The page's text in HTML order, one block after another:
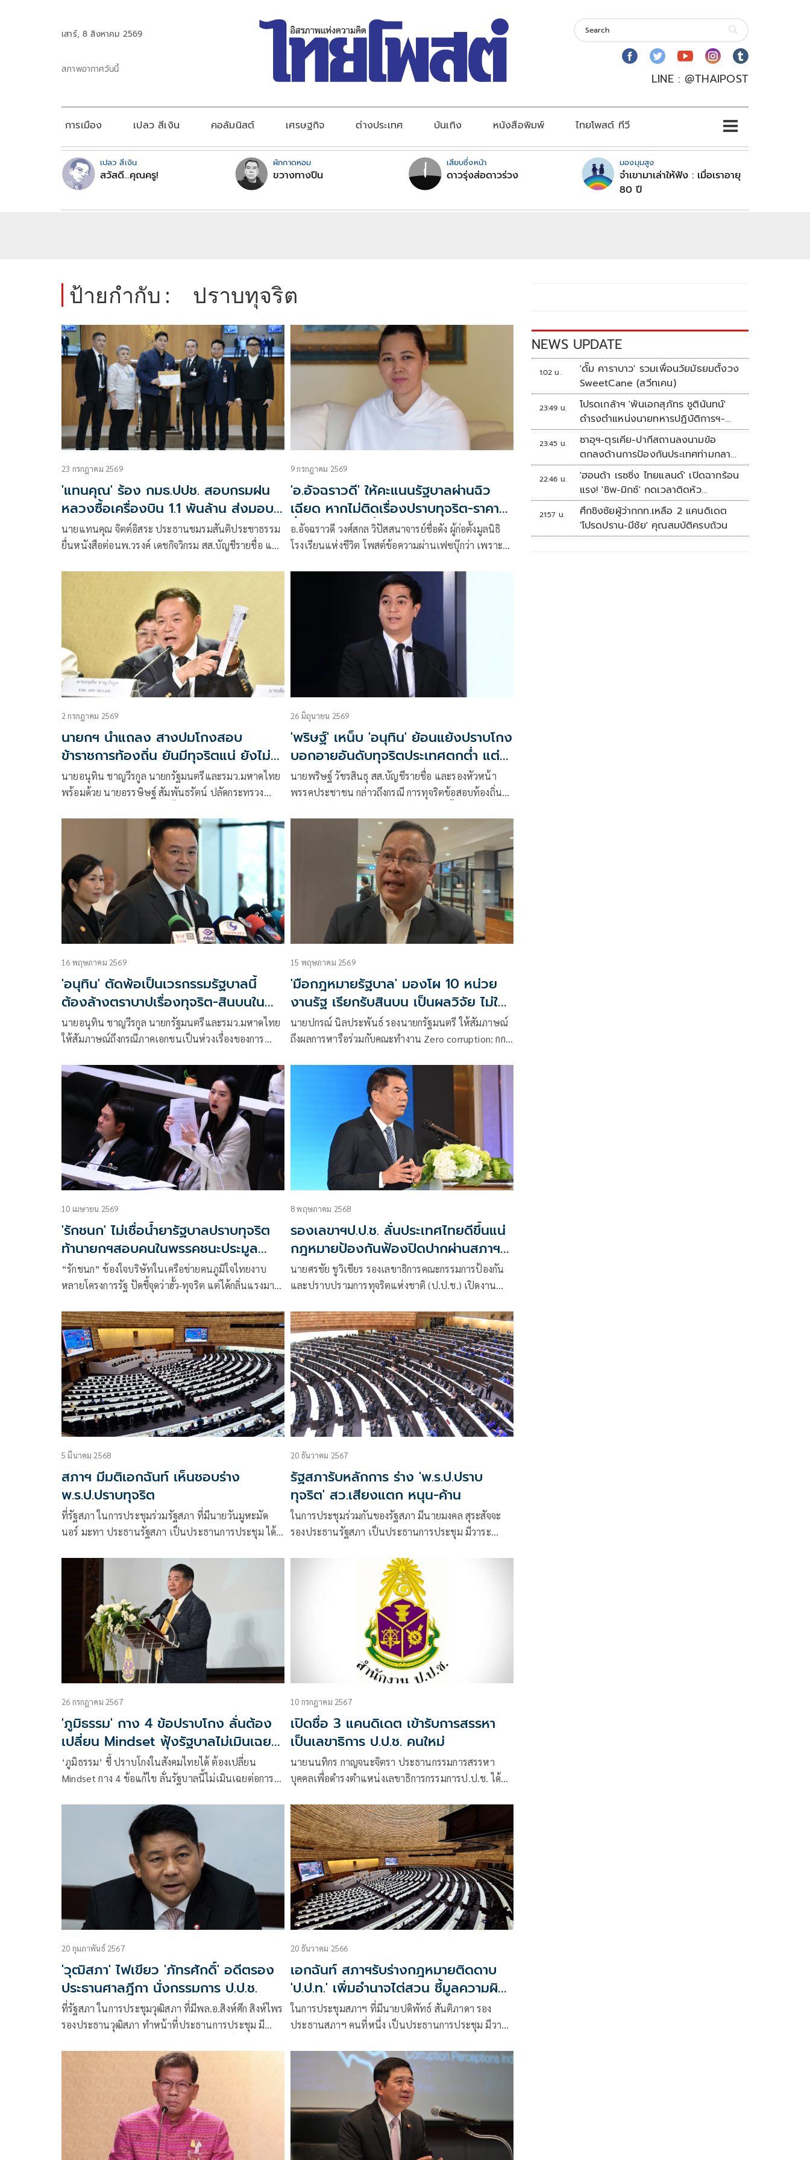
เสาร์, 8 สิงหาคม 2569
สภาพอากาศวันนี้
LINE : @THAIPOST
การเมือง เปลว สีเงิน คอลัมนิสต์ เศรษฐกิจ ต่างประเทศ บันเทิง หนังสือพิมพ์ ไทยโพสต์ ทีวี
เปลว สีเงิน
สวัสดี...คุณครู!
ผักกาดหอม
ขวางทางปืน
เสียบซึ่งหน้า
ดาวรุ่งส่อดาวร่วง
มองมุมสูง
จำเขามาเล่าให้ฟัง : เมื่อเราอายุ
80 ปี
ป้ายกำกับ : ปราบทุจริต
23 กรกฎาคม 2569
'แทนคุณ' ร้อง กมธ.ปปช. สอบกรมฝน
หลวงซื้อเครื่องบิน 1.1 พันล้าน ส่งมอบ
ล่าช้าแต่รัฐไม่ได้เงินค่าปรับ
นายแทนคุณ จิตต์อิสระ ประธานชมรมสันติประชาธรรม
ยื่นหนังสือต่อนพ.วรงค์ เดชกิจวิกรม สส.บัญชีรายชื่อ และ
ประพฤติมิชอบ หรือ กมธ.ป.ป.ช. เรื่อง กรณีทุจริตการจัด
ซื้อเครื่องบินกรมฝนหลวงและการบินเกษตร
9 กรกฎาคม 2569
'อ.อัจฉราวดี' ให้คะแนนรัฐบาลผ่านฉิว
เฉียด หากไม่ติดเรื่องปราบทุจริต-ราคา
น้ำมัน จะดีกว่านี้
อ.อัจฉราวดี วงศ์สกล วิปัสสนาจารย์ชื่อดัง ผู้ก่อตั้งมูลนิธิ
โรงเรียนแห่งชีวิต โพสต์ข้อความผ่านเฟซบุ๊กว่า เพราะ
การทำงานของรัฐบาลมาตลอด อาจไปไม่ครบทุกส่วน แต่
ผลงานสำคัญและเรื่องที่ประชาชนในชาติท้วงติงก็จะไม่
พลาด แต่อาจไม่ยกมาพูดถึงทุกประเด็น
2 กรกฎาคม 2569
นายกฯ นำแถลง สางปมโกงสอบ
ข้าราชการท้องถิ่น ยันมีทุจริตแน่ ยังไม่
ขอเปิดชื่อ
นายอนุทิน ชาญวีรกูล นายกรัฐมนตรีและรมว.มหาดไทย
พร้อมด้วย นายอรรษิษฐ์ สัมพันธรัตน์ ปลัดกระทรวง
มหาดไทย ด้านพัฒนาชุมชนและการส่งเสริมพัฒนาท้อง
ถิ่น แถลงข่าวเรื่องการทุจริตการสอบข้าราชการท้องถิ่น
26 มิถุนายน 2569
'พริษฐ์' เหน็บ 'อนุทิน' ย้อนแย้งปราบโกง
บอกอายอันดับทุจริตประเทศตกต่ำ แต่
รีบปัดตกไม่สนหลักฐาน
นายพริษฐ์ วัชรสินธุ สส.บัญชีรายชื่อ และรองหัวหน้า
พรรคประชาชน กล่าวถึงกรณี การทุจริตข้อสอบท้องถิ่น
เป็นหนึ่งในเรื่องที่เราจะเดินหน้าตรวจสอบอย่างแน่นอน
16 พฤษภาคม 2569
'อนุทิน' ตัดพ้อเป็นเวรกรรมรัฐบาลนี้
ต้องล้างตราบาปเรื่องทุจริต-สินบนใน
อดีต
นายอนุทิน ชาญวีรกูล นายกรัฐมนตรีและรมว.มหาดไทย
ให้สัมภาษณ์ถึงกรณีภาคเอกชนเป็นห่วงเรื่องของการ
เฉพาะอย่างยิ่งรัฐบาล แต่ผู้สื่อข่าวก็น่าจะสังเกตได้ ตั้งแต่
รัฐบาลชุดนี้เข้ามาเดือนตุลาคมจนถึงปัจจุบันมีการปราบ
ปรามทุจริต
15 พฤษภาคม 2569
'มือกฎหมายรัฐบาล' มองโผ 10 หน่วย
งานรัฐ เรียกรับสินบน เป็นผลวิจัย ไม่ใช่
ปัญหา ต้องตรวจสอบจริงหรือไม่
นายปกรณ์ นิลประพันธ์ รองนายกรัฐมนตรี ให้สัมภาษณ์
ถึงผลการหารือร่วมกับคณะทำงาน Zero corruption: กกร.
ของรัฐบาล ในการปราบปรามทุจริต
10 เมษายน 2569
'รักชนก' ไม่เชื่อน้ำยารัฐบาลปราบทุจริต
ท้านายกฯสอบคนในพรรคชนะประมูล
หลายโครงการรัฐ
“รักชนก” ข้องใจบริษัทในเครือข่ายคนภูมิใจไทยงาบ
หลายโครงการรัฐ ปัดชี้จุดว่าฮั้ว-ทุจริต แต่ได้กลิ่นแรงมาก
ญาติ บอกปี 2568 ไร้อำนาจในฝ่ายบริหาร
8 พฤษภาคม 2568
รองเลขาฯป.ป.ช. ลั่นประเทศไทยดีขึ้นแน่
กฎหมายป้องกันฟ้องปิดปากผ่านสภาฯ
แล้ว
นายศรชัย ชูวิเชียร รองเลขาธิการคณะกรรมการป้องกัน
และปราบปรามการทุจริตแห่งชาติ (ป.ป.ช.) เปิดงาน
Integrity in Action ธุรกิจโปร่งใส สร้างได้ด้วย
5 มีนาคม 2568
สภาฯ มีมติเอกฉันท์ เห็นชอบร่าง
พ.ร.ป.ปราบทุจริต
ที่รัฐสภา ในการประชุมร่วมรัฐสภา ที่มีนายวันมูหะมัด
นอร์ มะทา ประธานรัฐสภา เป็นประธานการประชุม ได้
(พ.ร.ป.) ว่าด้วยการป้องกันและปราบปรามการทุจริต
20 ธันวาคม 2567
รัฐสภารับหลักการ ร่าง 'พ.ร.ป.ปราบ
ทุจริต' สว.เสียงแตก หนุน-ค้าน
ในการประชุมร่วมกันของรัฐสภา มีนายมงคล สุระสัจจะ
รองประธานรัฐสภา เป็นประธานการประชุม มีวาระ
บัญญัติ(พ.ร.บ.)ประกอบรัฐธรรมนูญ ว่าด้วยการป้องกัน
และปราบปรามการทุจริต (ฉบับที่…) พ.ศ… ซึ่งเสนอโดย
26 กรกฎาคม 2567
'ภูมิธรรม' กาง 4 ข้อปราบโกง ลั่นต้อง
เปลี่ยน Mindset ฟุ้งรัฐบาลไม่เมินเฉย
ต่อการทุจริต
‘ภูมิธรรม’ ชี้ ปราบโกงในสังคมไทยได้ ต้องเปลี่ยน
Mindset กาง 4 ข้อแก้ไข ลั่นรัฐบาลนี้ไม่เมินเฉยต่อการ
10 กรกฎาคม 2567
เปิดชื่อ 3 แคนดิเดต เข้ารับการสรรหา
เป็นเลขาธิการ ป.ป.ช. คนใหม่
นายนนทิกร กาญจนะจิตรา ประธานกรรมการสรรหา
บุคคลเพื่อดำรงตำแหน่งเลขาธิการกรรมการป.ป.ช. ได้
ประกาศคณะกรรมการสรรหาฯ ลงวันที่ 6 มิ.ย. 2567 รับ
สมัครบุคคลเข้ารับการสรรหาดำรงตำแหน่งเลขาธิการ
คณะกรรมการป.ป.ช. นั้น บัดนี้การรับสมัครสรรหาได้เสร็จ
สิ้นแล้ว อาศัยอำนาจตามข้อ 7
20 กุมภาพันธ์ 2567
'วุฒิสภา' ไฟเขียว 'ภัทรศักดิ์' อดีตรอง
ประธานศาลฎีกา นั่งกรรมการ ป.ป.ช.
ที่รัฐสภา ในการประชุมวุฒิสภา ที่มีพล.อ.สิงห์ศึก สิงห์ไพร
รองประธานวุฒิสภา ทำหน้าที่ประธานการประชุม มี
20 ธันวาคม 2566
เอกฉันท์ สภาฯรับร่างกฎหมายติดดาบ
'ป.ป.ท.' เพิ่มอำนาจไต่สวน ชี้มูลความผิด
จนท.รัฐ
ในการประชุมสภาฯ ที่มีนายปดิพัทธ์ สันติภาดา รอง
ประธานสภาฯ คนที่หนึ่ง เป็นประธานการประชุม มีวาระ
ป้องกันและปราบปรามการทุจริต (ฉบับที่…) พ.ศ… ซึ่ง
คณะรัฐมนตรี (ครม.) เสนอ และฉบับที่นายวิโรจน์
ลักขณาอดิศร สส.บัญชีรายชื่อ พรรคก้าวไกล เสนอต่อ
สภาฯ
NEWS UPDATE
1:02 น.
'ดั๊ม คาราบาว' รวมเพื่อนวัยมัธยมตั้งวง
SweetCane (สวีทเคน)
23:49 น.
โปรดเกล้าฯ 'พันเอกสุภัทร ชูตินันทน์'
ดำรงตำแหน่งนายทหารปฏิบัติการฯ-
พระราชทานยศ 'พลตรี'
23:45 น.
ซาอุฯ-ตุรเคีย-ปากีสถานลงนามข้อ
ตกลงด้านการป้องกันประเทศท่ามกลาง
สงครามในภูมิภาค
22:46 น.
'ฮอนด้า เรซซิ่ง ไทยแลนด์' เปิดฉากร้อน
แรง! 'ชิพ-มิกซ์' กดเวลาติดหัว
แถว ARRC สนาม 4 ที่มัลดาลิกา
21:57 น.
ศึกชิงชัยผู้ว่ากกท.เหลือ 2 แคนดิเดต
'โปรดปราน-มีชัย' คุณสมบัติครบถ้วน